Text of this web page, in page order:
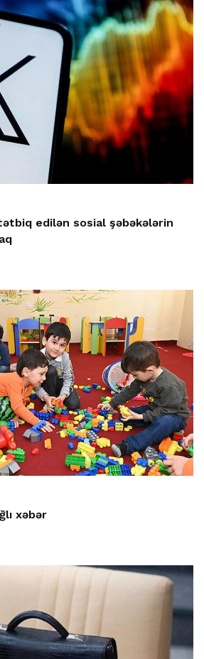
edilən sosial şəbəkələrin
xəbər